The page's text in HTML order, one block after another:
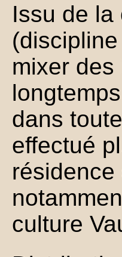
Issu de la
mixer des
dans
effectué
culture